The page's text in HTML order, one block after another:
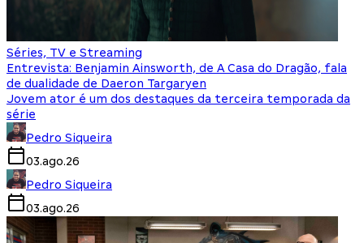
Séries, TV e Streaming
Entrevista: Benjamin Ainsworth, de A Casa do Dragão, fala
de dualidade de Daeron Targaryen
Jovem ator é um dos destaques da terceira temporada da
série
Pedro Siqueira
03.ago.26
Pedro Siqueira
03.ago.26